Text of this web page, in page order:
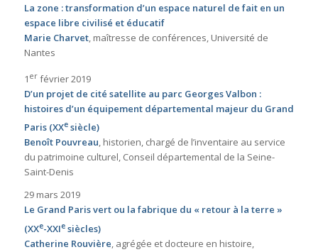
La zone : transformation d’un espace naturel de fait en un
espace libre civilisé et éducatif
Marie Charvet, maîtresse de conférences, Université de
Nantes
1 erfévrier 2019
D’un projet de cité satellite au parc Georges Valbon :
histoires d’un équipement départemental majeur du Grand
Paris (XXesiècle)
Benoît Pouvreau, historien, chargé de l’inventaire au service
du patrimoine culturel, Conseil départemental de la Seine-
Saint-Denis
29 mars 2019
Le Grand Paris vert ou la fabrique du « retour à la terre »
(XXe-XXIesiècles)
Catherine Rouvière, agrégée et docteure en histoire,